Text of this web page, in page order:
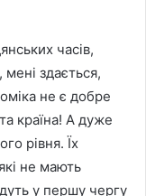
часiв,
здається,
не є добре
країна! А дуже
рiвня. Їх
не мають
у першу чергу